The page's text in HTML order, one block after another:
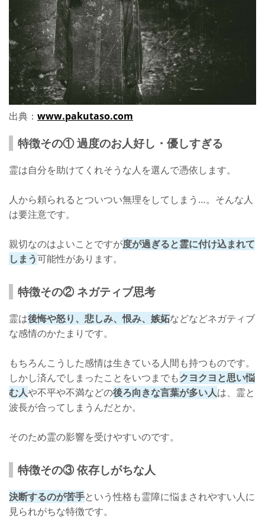
出典： www.pakutaso.com
特徴その① 過度のお人好し・優しすぎる
霊は自分を助けてくれそうな人を選んで憑依します。
人から頼られるとついつい無理をしてしまう…。そんな人
は要注意です。
親切なのはよいことですが度が過ぎると霊に付け込まれて
しまう可能性があります。
特徴その② ネガティブ思考
霊は後悔や怒り、悲しみ、恨み、嫉妬などなどネガティブ
な感情のかたまりです。
もちろんこうした感情は生きている人間も持つものです。
しかし済んでしまったことをいつまでもクヨクヨと思い悩
む人や不平や不満などの後ろ向きな言葉が多い人は、霊と
波長が合ってしまうんだとか。
そのため霊の影響を受けやすいのです。
特徴その③ 依存しがちな人
決断するのが苦手という性格も霊障に悩まされやすい人に
見られがちな特徴です。